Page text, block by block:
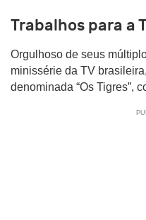
Trabalhos para a
Orgulhoso de seus
minissérie da TV
denominada “Os Tigres”,